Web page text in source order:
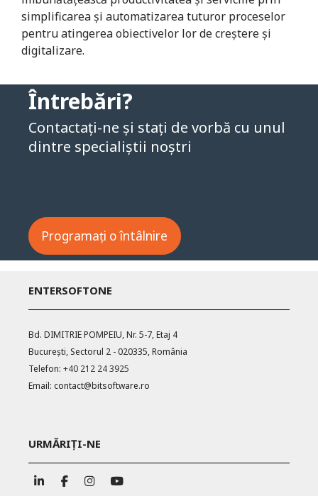
simplificarea și automatizarea tuturor proceselor
pentru atingerea obiectivelor lor de creștere și
digitalizare.
Întrebări?
Contactați-ne și stați de vorbă cu unul
dintre specialiștii noștri
Programați o întâlnire
ENTERSOFTONE
Bd. DIMITRIE POMPEIU, Nr. 5-7, Etaj 4
București, Sectorul 2 - 020335, România
Telefon: +40 212 24 3925
Email: contact@bitsoftware.ro
URMĂRIȚI-NE